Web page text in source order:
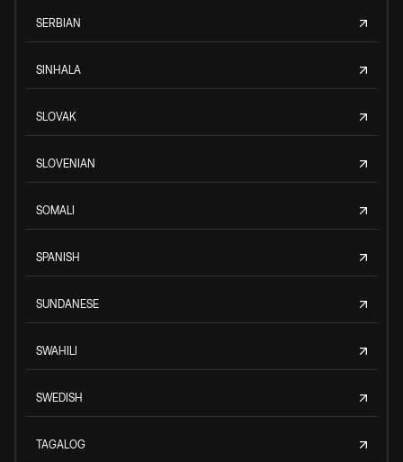
SERBIAN
SINHALA
SLOVAK
SLOVENIAN
SOMALI
SPANISH
SUNDANESE
SWAHILI
SWEDISH
TAGALOG